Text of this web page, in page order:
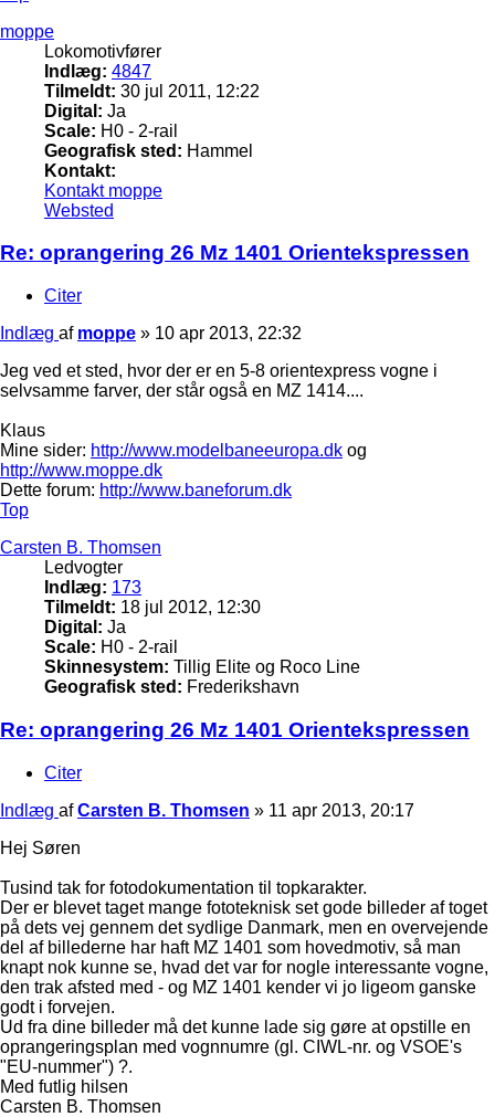
moppe
Lokomotivfører
Indlæg: 4847
Tilmeldt: 30 jul 2011, 12:22
Digital: Ja
Scale: H0 - 2-rail
Geografisk sted: Hammel
Kontakt:
Kontakt moppe
Websted
Re: oprangering 26 Mz 1401 Orientekspressen
Citer
Indlæg af moppe » 10 apr 2013, 22:32
Jeg ved et sted, hvor der er en 5-8 orientexpress vogne i
selvsamme farver, der står også en MZ 1414....
Klaus
Mine sider: http://www.modelbaneeuropa.dk og
http://www.moppe.dk
Dette forum: http://www.baneforum.dk
Top
Carsten B. Thomsen
Ledvogter
Indlæg: 173
Tilmeldt: 18 jul 2012, 12:30
Digital: Ja
Scale: H0 - 2-rail
Skinnesystem: Tillig Elite og Roco Line
Geografisk sted: Frederikshavn
Re: oprangering 26 Mz 1401 Orientekspressen
Citer
Indlæg afCarsten B. Thomsen » 11 apr 2013, 20:17
Hej Søren
Tusind tak for fotodokumentation til topkarakter.
Der er blevet taget mange fototeknisk set gode billeder af toget
på dets vej gennem det sydlige Danmark, men en overvejende
del af billederne har haft MZ 1401 som hovedmotiv, så man
knapt nok kunne se, hvad det var for nogle interessante vogne,
den trak afsted med - og MZ 1401 kender vi jo ligeom ganske
godt i forvejen.
Ud fra dine billeder må det kunne lade sig gøre at opstille en
oprangeringsplan med vognnumre (gl. CIWL-nr. og VSOE's
"EU-nummer") ?.
Med futlig hilsen
Carsten B. Thomsen